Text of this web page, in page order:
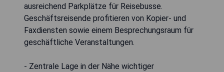
ausreichend Parkplätze für Reisebusse.
Geschäftsreisende profitieren von Kopier- und
Faxdiensten sowie einem Besprechungsraum für
geschäftliche Veranstaltungen.
- Zentrale Lage in der Nähe wichtiger